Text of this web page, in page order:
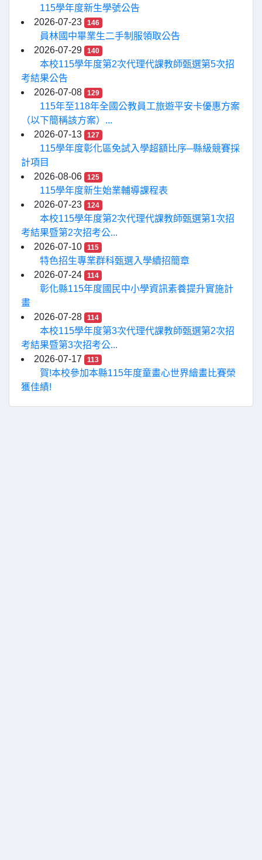
115學年度新生學號公告
2026-07-23
146
員林國中畢業生二手制服領取公告
2026-07-29
140
本校115學年度第2次代理代課教師甄選第5次招
考結果公告
2026-07-08
129
115年至118年全國公教員工旅遊平安卡優惠方案
（以下簡稱該方案）...
2026-07-13
127
115學年度彰化區免試入學超額比序─縣級競賽採
計項目
2026-08-06
125
115學年度新生始業輔導課程表
2026-07-23
124
本校115學年度第2次代理代課教師甄選第1次招
考結果暨第2次招考公...
2026-07-10
115
特色招生專業群科甄選入學續招簡章
2026-07-24
114
彰化縣115年度國民中小學資訊素養提升實施計
畫
2026-07-28
114
本校115學年度第3次代理代課教師甄選第2次招
考結果暨第3次招考公...
2026-07-17
113
賀!本校參加本縣115年度童畫心世界繪畫比賽榮
獲佳績!